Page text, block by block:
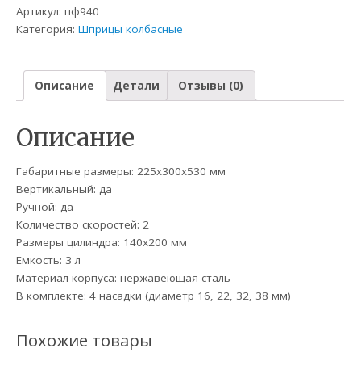
Артикул:пф940
Категория:Шприцы колбасные
Описание Детали Отзывы (0)
Описание
Габаритные размеры: 225х300х530 мм
Вертикальный: да
Ручной: да
Количество скоростей: 2
Размеры цилиндра: 140х200 мм
Емкость: 3 л
Материал корпуса: нержавеющая сталь
В комплекте: 4 насадки (диаметр 16, 22, 32, 38 мм)
Похожие товары